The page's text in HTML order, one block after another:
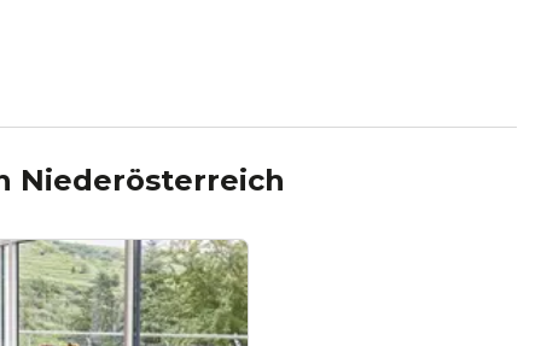
Niederösterreich